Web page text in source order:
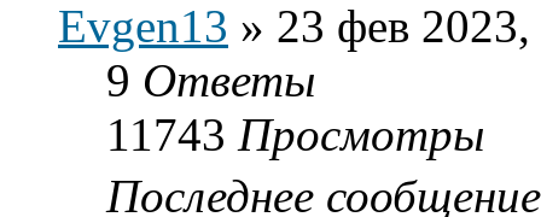
Evgen13 » 23 фев
9 Ответы
11743 Просмотры
Последнее